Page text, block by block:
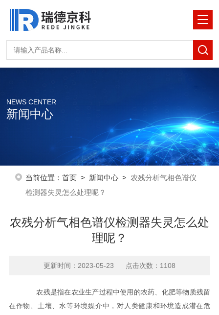
NEWS CENTER
新闻中心
当前位置： 首页> 新闻中心> 农残分析气相色谱仪
检测器失灵怎么处理呢？
农残分析气相色谱仪检测器失灵怎么处
理呢？
更新时间：2023-05-23 点击次数：1108
农残是指在农业生产过程中使用的农药、化肥等物质残留
在作物、土壤、水等环境媒介中，对人类健康和环境造成潜在危